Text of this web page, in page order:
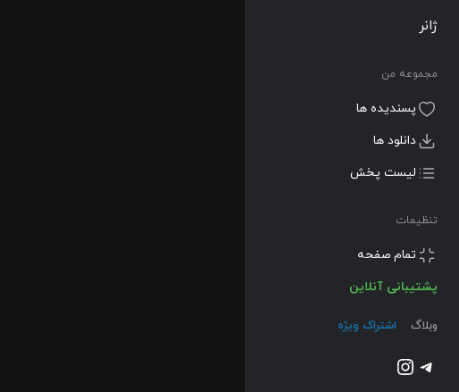
ژانر
مجموعه من
پسندیده ها
دانلود ها
لیست پخش
تنظیمات
تمام صفحه
پشتیبانی آنلاین
وبلاگ اشتراک ویژه
تلگراماینستاگرم
1